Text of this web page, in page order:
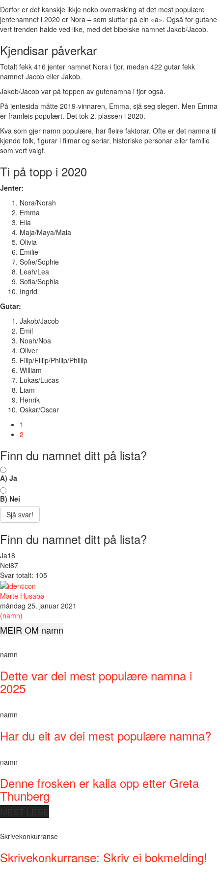
Derfor er det kanskje ikkje noko overrasking at det mest populære
jentenamnet i 2020 er Nora – som sluttar på ein «a». Også for gutane
vert trenden halde ved like, med det bibelske namnet Jakob/Jacob.
Kjendisar påverkar
Totalt fekk 416 jenter namnet Nora i fjor, medan 422 gutar fekk
namnet Jacob eller Jakob.
Jakob/Jacob var på toppen av gutenamna i fjor også.
På jentesida måtte 2019-vinnaren, Emma, sjå seg slegen. Men Emma
er framleis populært. Det tok 2. plassen i 2020.
Kva som gjer namn populære, har fleire faktorar. Ofte er det namna til
kjende folk, figurar i filmar og seriar, historiske personar eller familie
som vert valgt.
Ti på topp i 2020
Jenter:
Nora/Norah
Emma
Ella
Maja/Maya/Maia
Olivia
Emilie
Sofie/Sophie
Leah/Lea
Sofia/Sophia
Ingrid
Gutar:
Jakob/Jacob
Emil
Noah/Noa
Oliver
Filip/Fillip/Philip/Phillip
William
Lukas/Lucas
Liam
Henrik
Oskar/Oscar
1
2
Finn du namnet ditt på lista?
A) Ja
B) Nei
Sjå svar!
Finn du namnet ditt på lista?
Ja18
Nei87
Svar totalt: 105
Marte Husabø
måndag 25. januar 2021
(namn)
MEIR OM namn
namn
Dette var dei mest populære namna i
2025
namn
Har du eit av dei mest populære namna?
namn
Denne frosken er kalla opp etter Greta
Thunberg
Skrivekonkurranse
Skrivekonkurranse: Skriv ei bokmelding!